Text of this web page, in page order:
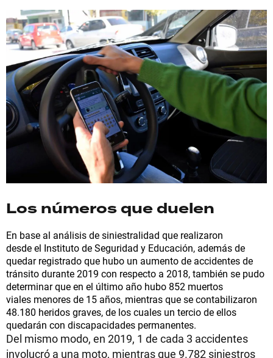
Los números que duelen
En base al análisis de siniestralidad que realizaron
desde el Instituto de Seguridad y Educación, además de
quedar registrado que hubo un aumento de accidentes de
tránsito durante 2019 con respecto a 2018, también se pudo
determinar que en el último año hubo 852 muertos
viales menores de 15 años, mientras que se contabilizaron
48.180 heridos graves, de los cuales un tercio de ellos
quedarán con discapacidades permanentes.
Del mismo modo, en 2019, 1 de cada 3 accidentes
involucró a una moto, mientras que 9.782 siniestros